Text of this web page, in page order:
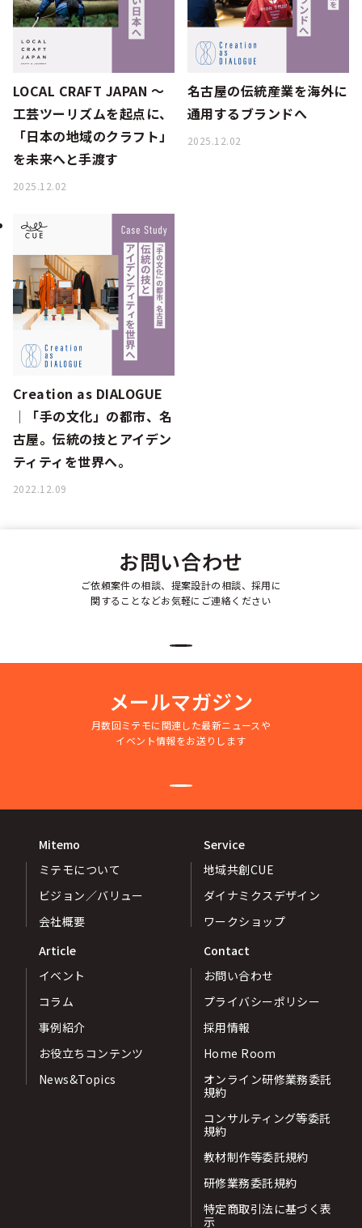
LOCAL CRAFT JAPAN ～
工芸ツーリズムを起点に、
「日本の地域のクラフト」
を未来へと手渡す
2025.12.02
名古屋の伝統産業を海外に
通用するブランドへ
2025.12.02
Creation as DIALOGUE
│「手の文化」の都市、名
古屋。伝統の技とアイデン
ティティを世界へ。
2022.12.09
お問い合わせ
ご依頼案件の相談、提案設計の相談、採用に
関することなどお気軽にご連絡ください
メールマガジン
月数回ミテモに関連した最新ニュースや
イベント情報をお送りします
Mitemo
ミテモについて
ビジョン／バリュー
会社概要
Service
地域共創CUE
ダイナミクスデザイン
ワークショップ
Article
イベント
コラム
事例紹介
お役立ちコンテンツ
News&Topics
Contact
お問い合わせ
プライバシーポリシー
採用情報
Home Room
オンライン研修業務委託
規約
コンサルティング等委託
規約
教材制作等委託規約
研修業務委託規約
特定商取引法に基づく表
示